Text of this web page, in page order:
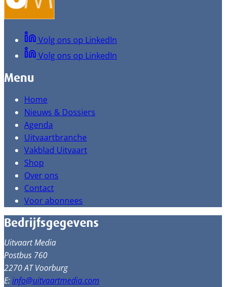
Volg ons op LinkedIn
Volg ons op LinkedIn
Menu
Home
Nieuws & Dossiers
Agenda
Uitvaartbranche
Vakblad Uitvaart
Shop
Over ons
Contact
Voor abonnees
Bedrijfsgegevens
Uitvaart Media
Postbus 760
2270 AT Voorburg
E:info@uitvaartmedia.com